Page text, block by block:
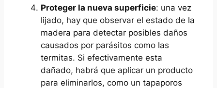
Proteger la nueva superficie: una vez
lijado, hay que observar el estado de la
madera para detectar posibles daños
causados por parásitos como las
termitas. Si efectivamente esta
dañado, habrá que aplicar un producto
para eliminarlos, como un tapaporos